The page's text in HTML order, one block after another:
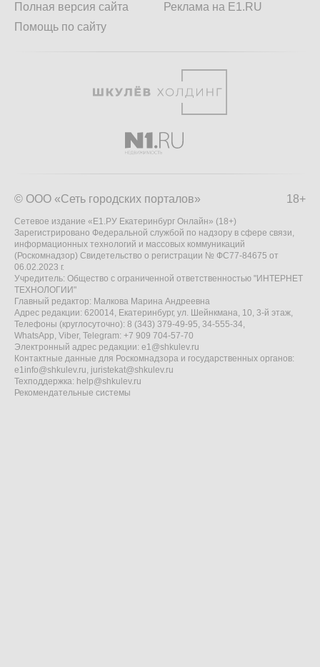
Полная версия сайта
Помощь по сайту
Реклама на E1.RU
18+
© ООО «Сеть городских порталов»
Сетевое издание «Е1.РУ Екатеринбург Онлайн» (18+)
Зарегистрировано Федеральной службой по надзору в сфере связи,
информационных технологий и массовых коммуникаций
(Роскомнадзор) Свидетельство о регистрации № ФС77-84675 от
06.02.2023 г.
Учредитель: Общество с ограниченной ответственностью "ИНТЕРНЕТ
ТЕХНОЛОГИИ"
Главный редактор: Малкова Марина Андреевна
Адрес редакции: 620014, Екатеринбург, ул. Шейнкмана, 10, 3-й этаж,
Телефоны (круглосуточно): 8 (343) 379-49-95, 34-555-34,
WhatsApp, Viber, Telegram: +7 909 704-57-70
Электронный адрес редакции: e1@shkulev.ru
Контактные данные для Роскомнадзора и государственных органов:
e1info@shkulev.ru, juristekat@shkulev.ru
Техподдержка: help@shkulev.ru
Рекомендательные системы